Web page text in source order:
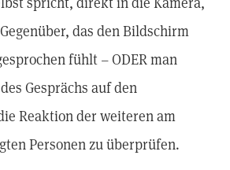
das den Bildschirm
fühlt – ODER man
Gesprächs auf den
Reaktion der weiteren am
Personen zu überprüfen.